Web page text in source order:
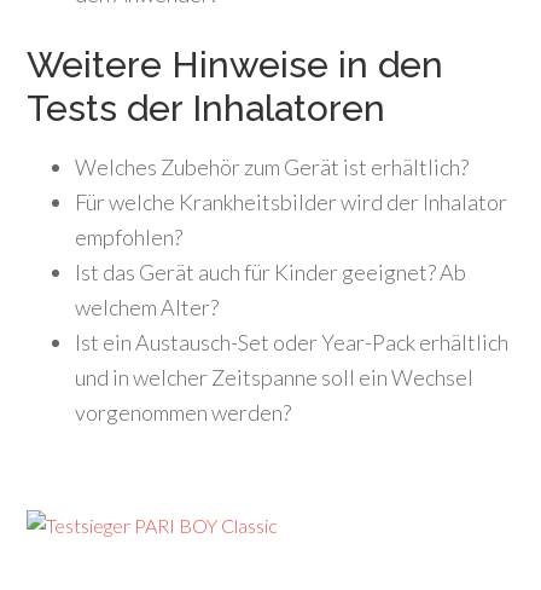
Weitere Hinweise in den
Tests der Inhalatoren
Welches Zubehör zum Gerät ist erhältlich?
Für welche Krankheitsbilder wird der Inhalator
empfohlen?
Ist das Gerät auch für Kinder geeignet? Ab
welchem Alter?
Ist ein Austausch-Set oder Year-Pack erhältlich
und in welcher Zeitspanne soll ein Wechsel
vorgenommen werden?